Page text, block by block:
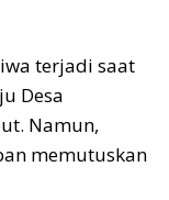
terjadi saat
Desa
Namun,
memutuskan